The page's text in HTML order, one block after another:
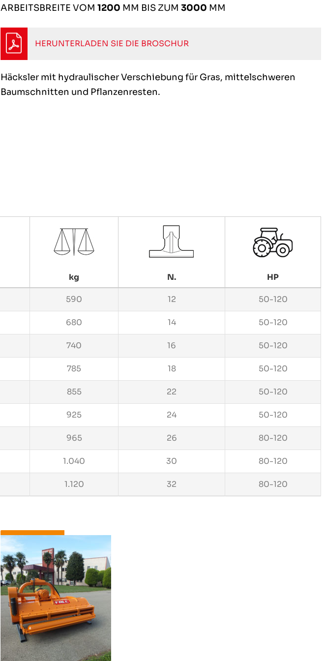
ARBEITSBREITE VOM 1200 MM BIS ZUM 3000 MM
HERUNTERLADEN SIE DIE BROSCHUR
Häcksler mit hydraulischer Verschiebung für Gras, mittelschweren
Baumschnitten und Pflanzenresten.
kg N. HP
590 12 50-120
680 14 50-120
740 16 50-120
785 18 50-120
855 22 50-120
925 24 50-120
965 26 80-120
1.040 30 80-120
1.120 32 80-120